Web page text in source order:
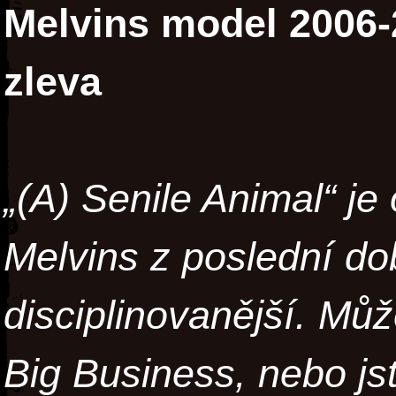
Melvins model
zleva
„(A) Senile Animal“
Melvins z poslední
disciplinovanější.
Big Business, nebo